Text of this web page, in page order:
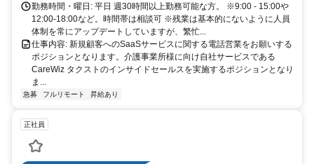
勤務時間・曜日: 平日 週30時間以上勤務可能な方。 ※9:00 - 15:00や
12:00-18:00など。時間帯は相談可 ※残業は基本的にないように人員
体制を常にアップデートしていますが、繁忙...
仕事内容: 新規顧客へのSaaSサービスに関する電話営業をお願いする
ポジションとなります。介護事業所様に向け自社サービスである
CareWiz タクストのインサイドセールスを実施するポジションとなり
ま...
急募 フルリモート 昇給あり
正社員